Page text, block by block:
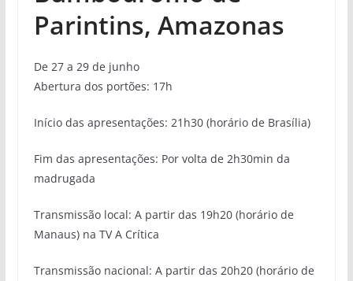
Parintins, Amazonas
De 27 a 29 de junho
Abertura dos portões: 17h
Início das apresentações: 21h30 (horário de Brasília)
Fim das apresentações: Por volta de 2h30min da
madrugada
Transmissão local: A partir das 19h20 (horário de
Manaus) na TV A Crítica
Transmissão nacional: A partir das 20h20 (horário de